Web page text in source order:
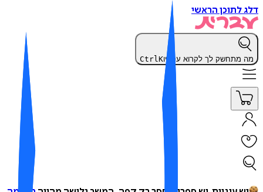
לתוכן הראשי
מתחשק לך לקרוא עכשיו Ctrl K